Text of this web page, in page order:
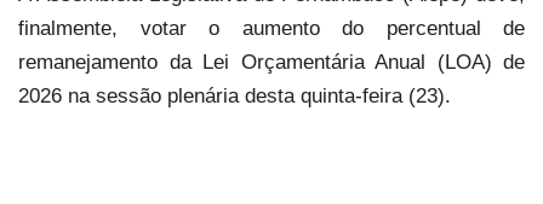
finalmente, votar o aumento do percentual de
remanejamento da Lei Orçamentária Anual (LOA) de
2026 na sessão plenária desta quinta-feira (23).